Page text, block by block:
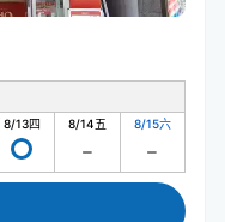
8/13四 8/14五 8/15六